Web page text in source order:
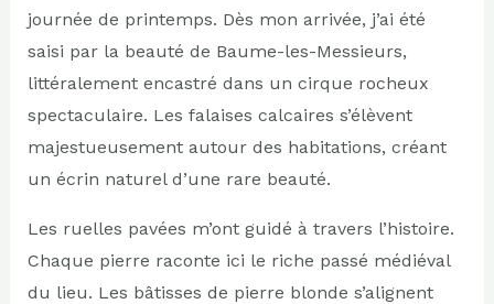
journée de printemps. Dès mon arrivée, j’ai été
saisi par la beauté de Baume-les-Messieurs,
littéralement encastré dans un cirque rocheux
spectaculaire. Les falaises calcaires s’élèvent
majestueusement autour des habitations, créant
un écrin naturel d’une rare beauté.
Les ruelles pavées m’ont guidé à travers l’histoire.
Chaque pierre raconte ici le riche passé médiéval
du lieu. Les bâtisses de pierre blonde s’alignent